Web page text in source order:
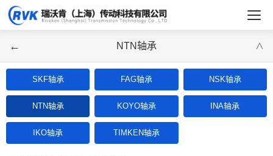
← NTN轴承 ∨
SKF轴承 FAG轴承 NSK轴承
NTN轴承 KOYO轴承 INA轴承
IKO轴承 TIMKEN轴承